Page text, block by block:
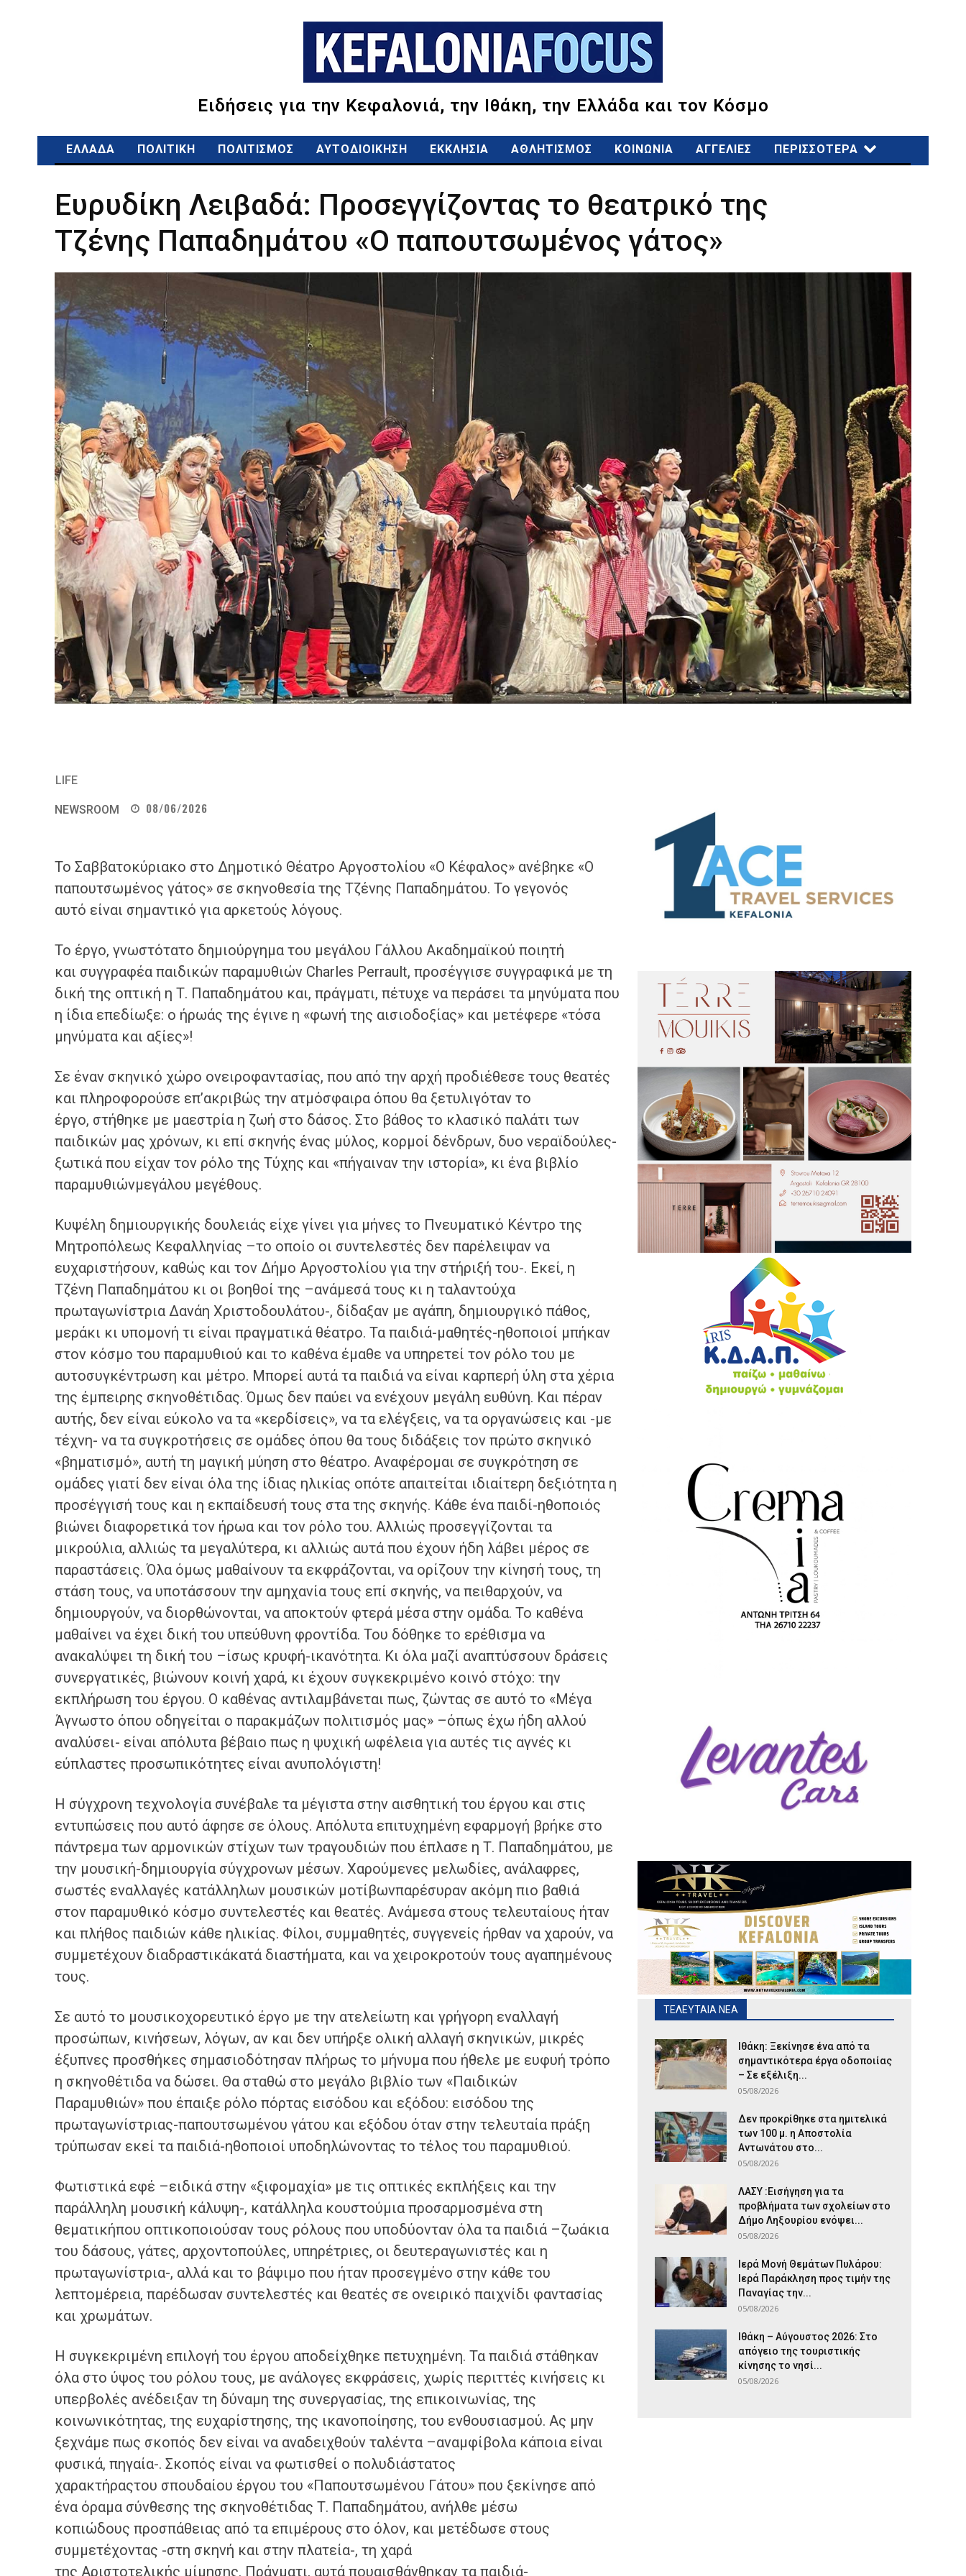
Ειδήσεις για την Κεφαλονιά, την Ιθάκη, την Ελλάδα και τον Κόσμο
ΕΛΛΑΔΑ ΠΟΛΙΤΙΚΗ ΠΟΛΙΤΙΣΜΟΣ ΑΥΤΟΔΙΟΙΚΗΣΗ ΕΚΚΛΗΣΙΑ ΑΘΛΗΤΙΣΜΟΣ ΚΟΙΝΩΝΙΑ ΑΓΓΕΛΙΕΣ ΠΕΡΙΣΣΟΤΕΡΑ
Ευρυδίκη Λειβαδά: Προσεγγίζοντας το θεατρικό της
Τζένης Παπαδημάτου «Ο παπουτσωμένος γάτος»
LIFE
NEWSROOM 08/06/2026
Το Σαββατοκύριακο στο Δημοτικό Θέατρο Αργοστολίου «Ο Κέφαλος» ανέβηκε «Ο
παπουτσωμένος γάτος» σε σκηνοθεσία της Τζένης Παπαδημάτου. Το γεγονός
αυτό είναι σημαντικό για αρκετούς λόγους.
Το έργο, γνωστότατο δημιούργημα του μεγάλου Γάλλου Ακαδημαϊκού ποιητή
και συγγραφέα παιδικών παραμυθιών Charles Perrault, προσέγγισε συγγραφικά με τη
δική της οπτική η Τ. Παπαδημάτου και, πράγματι, πέτυχε να περάσει τα μηνύματα που
η ίδια επεδίωξε: ο ήρωάς της έγινε η «φωνή της αισιοδοξίας» και μετέφερε «τόσα
μηνύματα και αξίες»!
Σε έναν σκηνικό χώρο ονειροφαντασίας, που από την αρχή προδιέθεσε τους θεατές
και πληροφορούσε επ’ακριβώς την ατμόσφαιρα όπου θα ξετυλιγόταν το
έργο, στήθηκε με μαεστρία η ζωή στο δάσος. Στο βάθος το κλασικό παλάτι των
παιδικών μας χρόνων, κι επί σκηνής ένας μύλος, κορμοί δένδρων, δυο νεραϊδούλες-
ξωτικά που είχαν τον ρόλο της Τύχης και «πήγαιναν την ιστορία», κι ένα βιβλίο
παραμυθιώνμεγάλου μεγέθους.
Κυψέλη δημιουργικής δουλειάς είχε γίνει για μήνες το Πνευματικό Κέντρο της
Μητροπόλεως Κεφαλληνίας –το οποίο οι συντελεστές δεν παρέλειψαν να
ευχαριστήσουν, καθώς και τον Δήμο Αργοστολίου για την στήριξή του-. Εκεί, η
Τζένη Παπαδημάτου κι οι βοηθοί της –ανάμεσά τους κι η ταλαντούχα
πρωταγωνίστρια Δανάη Χριστοδουλάτου-, δίδαξαν με αγάπη, δημιουργικό πάθος,
μεράκι κι υπομονή τι είναι πραγματικά θέατρο. Τα παιδιά-μαθητές-ηθοποιοί μπήκαν
στον κόσμο του παραμυθιού και το καθένα έμαθε να υπηρετεί τον ρόλο του με
αυτοσυγκέντρωση και μέτρο. Μπορεί αυτά τα παιδιά να είναι καρπερή ύλη στα χέρια
της έμπειρης σκηνοθέτιδας. Όμως δεν παύει να ενέχουν μεγάλη ευθύνη. Και πέραν
αυτής, δεν είναι εύκολο να τα «κερδίσεις», να τα ελέγξεις, να τα οργανώσεις και -με
τέχνη- να τα συγκροτήσεις σε ομάδες όπου θα τους διδάξεις τον πρώτο σκηνικό
«βηματισμό», αυτή τη μαγική μύηση στο θέατρο. Αναφέρομαι σε συγκρότηση σε
ομάδες γιατί δεν είναι όλα της ίδιας ηλικίας οπότε απαιτείται ιδιαίτερη δεξιότητα η
προσέγγισή τους και η εκπαίδευσή τους στα της σκηνής. Κάθε ένα παιδί-ηθοποιός
βιώνει διαφορετικά τον ήρωα και τον ρόλο του. Αλλιώς προσεγγίζονται τα
μικρούλια, αλλιώς τα μεγαλύτερα, κι αλλιώς αυτά που έχουν ήδη λάβει μέρος σε
παραστάσεις. Όλα όμως μαθαίνουν τα εκφράζονται, να ορίζουν την κίνησή τους, τη
στάση τους, να υποτάσσουν την αμηχανία τους επί σκηνής, να πειθαρχούν, να
δημιουργούν, να διορθώνονται, να αποκτούν φτερά μέσα στην ομάδα. Το καθένα
μαθαίνει να έχει δική του υπεύθυνη φροντίδα. Του δόθηκε το ερέθισμα να
ανακαλύψει τη δική του –ίσως κρυφή-ικανότητα. Κι όλα μαζί αναπτύσσουν δράσεις
συνεργατικές, βιώνουν κοινή χαρά, κι έχουν συγκεκριμένο κοινό στόχο: την
εκπλήρωση του έργου. Ο καθένας αντιλαμβάνεται πως, ζώντας σε αυτό το «Μέγα
Άγνωστο όπου οδηγείται ο παρακμάζων πολιτισμός μας» –όπως έχω ήδη αλλού
αναλύσει- είναι απόλυτα βέβαιο πως η ψυχική ωφέλεια για αυτές τις αγνές κι
εύπλαστες προσωπικότητες είναι ανυπολόγιστη!
Η σύγχρονη τεχνολογία συνέβαλε τα μέγιστα στην αισθητική του έργου και στις
εντυπώσεις που αυτό άφησε σε όλους. Απόλυτα επιτυχημένη εφαρμογή βρήκε στο
πάντρεμα των αρμονικών στίχων των τραγουδιών που έπλασε η Τ. Παπαδημάτου, με
την μουσική-δημιουργία σύγχρονων μέσων. Χαρούμενες μελωδίες, ανάλαφρες,
σωστές εναλλαγές κατάλληλων μουσικών μοτίβωνπαρέσυραν ακόμη πιο βαθιά
στον παραμυθικό κόσμο συντελεστές και θεατές. Ανάμεσα στους τελευταίους ήταν
και πλήθος παιδιών κάθε ηλικίας. Φίλοι, συμμαθητές, συγγενείς ήρθαν να χαρούν, να
συμμετέχουν διαδραστικάκατά διαστήματα, και να χειροκροτούν τους αγαπημένους
τους.
Σε αυτό το μουσικοχορευτικό έργο με την ατελείωτη και γρήγορη εναλλαγή
προσώπων, κινήσεων, λόγων, αν και δεν υπήρξε ολική αλλαγή σκηνικών, μικρές
έξυπνες προσθήκες σημασιοδότησαν πλήρως το μήνυμα που ήθελε με ευφυή τρόπο
η σκηνοθέτιδα να δώσει. Θα σταθώ στο μεγάλο βιβλίο των «Παιδικών
Παραμυθιών» που έπαιξε ρόλο πόρτας εισόδου και εξόδου: εισόδου της
πρωταγωνίστριας-παπουτσωμένου γάτου και εξόδου όταν στην τελευταία πράξη
τρύπωσαν εκεί τα παιδιά-ηθοποιοί υποδηλώνοντας το τέλος του παραμυθιού.
Φωτιστικά εφέ –ειδικά στην «ξιφομαχία» με τις οπτικές εκπλήξεις και την
παράλληλη μουσική κάλυψη-, κατάλληλα κουστούμια προσαρμοσμένα στη
θεματικήπου οπτικοποιούσαν τους ρόλους που υποδύονταν όλα τα παιδιά –ζωάκια
του δάσους, γάτες, αρχοντοπούλες, υπηρέτριες, οι δευτεραγωνιστές και η
πρωταγωνίστρια-, αλλά και το βάψιμο που ήταν προσεγμένο στην κάθε του
λεπτομέρεια, παρέδωσαν συντελεστές και θεατές σε ονειρικό παιχνίδι φαντασίας
και χρωμάτων.
Η συγκεκριμένη επιλογή του έργου αποδείχθηκε πετυχημένη. Τα παιδιά στάθηκαν
όλα στο ύψος του ρόλου τους, με ανάλογες εκφράσεις, χωρίς περιττές κινήσεις κι
υπερβολές ανέδειξαν τη δύναμη της συνεργασίας, της επικοινωνίας, της
κοινωνικότητας, της ευχαρίστησης, της ικανοποίησης, του ενθουσιασμού. Ας μην
ξεχνάμε πως σκοπός δεν είναι να αναδειχθούν ταλέντα –αναμφίβολα κάποια είναι
φυσικά, πηγαία-. Σκοπός είναι να φωτισθεί ο πολυδιάστατος
χαρακτήραςτου σπουδαίου έργου του «Παπουτσωμένου Γάτου» που ξεκίνησε από
ένα όραμα σύνθεσης της σκηνοθέτιδας Τ. Παπαδημάτου, ανήλθε μέσω
κοπιώδους προσπάθειας από τα επιμέρους στο όλον, και μετέδωσε στους
συμμετέχοντας -στη σκηνή και στην πλατεία-, τη χαρά
της Αριστοτελικής μίμησης. Πράγματι, αυτά πουαισθάνθηκαν τα παιδιά-
ΤΕΛΕΥΤΑΙΑ ΝΕΑ
Ιθάκη: Ξεκίνησε ένα από τα
σημαντικότερα έργα οδοποιίας
– Σε εξέλιξη...
05/08/2026
Δεν προκρίθηκε στα ημιτελικά
των 100 μ. η Αποστολία
Αντωνάτου στο...
05/08/2026
ΛΑΣΥ :Εισήγηση για τα
προβλήματα των σχολείων στο
Δήμο Ληξουρίου ενόψει...
05/08/2026
Ιερά Μονή Θεμάτων Πυλάρου:
Ιερά Παράκληση προς τιμήν της
Παναγίας την...
05/08/2026
Ιθάκη – Αύγουστος 2026: Στο
απόγειο της τουριστικής
κίνησης το νησί...
05/08/2026